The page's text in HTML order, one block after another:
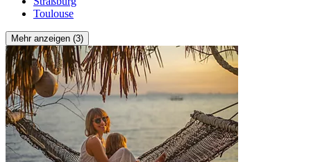
Toulouse
Mehr anzeigen (3)